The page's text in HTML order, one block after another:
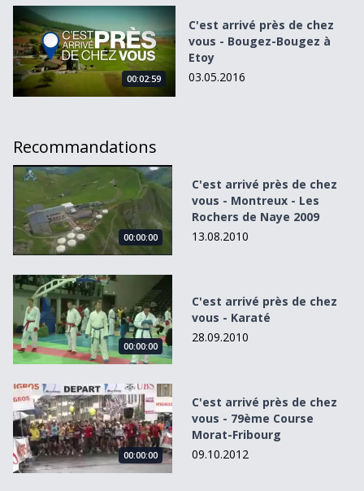
C&#039;est arrivé près de chez vous - Bougez-Bougez à
00:02:59
C'est arrivé près de chez
vous - Bougez-Bougez à
Etoy
03.05.2016
Recommandations
C&#039;est arrivé près de chez vous - Montreux - Les
00:00:00
C'est arrivé près de chez
vous - Montreux - Les
Rochers de Naye 2009
13.08.2010
C&#039;est arrivé près de chez vous - Karaté
00:00:00
C'est arrivé près de chez
vous - Karaté
28.09.2010
C&#039;est arrivé près de chez vous - 79ème Course
00:00:00
C'est arrivé près de chez
vous - 79ème Course
Morat-Fribourg
09.10.2012